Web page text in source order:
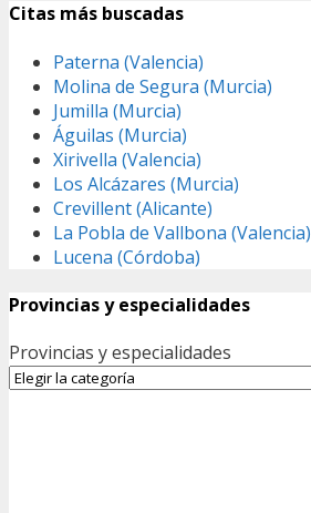
Citas más buscadas
Paterna (Valencia)
Molina de Segura (Murcia)
Jumilla (Murcia)
Águilas (Murcia)
Xirivella (Valencia)
Los Alcázares (Murcia)
Crevillent (Alicante)
La Pobla de Vallbona (Valencia)
Lucena (Córdoba)
Provincias y especialidades
Provincias y especialidades